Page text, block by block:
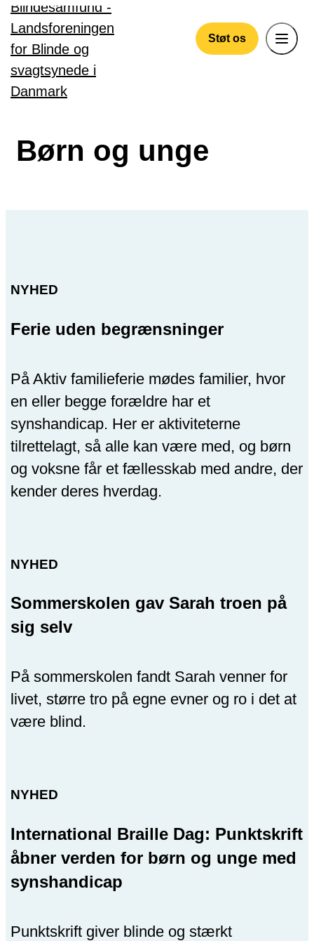
Gå til hovedindhold
Støt os
Børn og unge
NYHED
Ferie uden begrænsninger
På Aktiv familieferie mødes familier, hvor
en eller begge forældre har et
synshandicap. Her er aktiviteterne
tilrettelagt, så alle kan være med, og børn
og voksne får et fællesskab med andre, der
kender deres hverdag.
NYHED
Sommerskolen gav Sarah troen på
sig selv
På sommerskolen fandt Sarah venner for
livet, større tro på egne evner og ro i det at
være blind.
NYHED
International Braille Dag: Punktskrift
åbner verden for børn og unge med
synshandicap
Punktskrift giver blinde og stærkt